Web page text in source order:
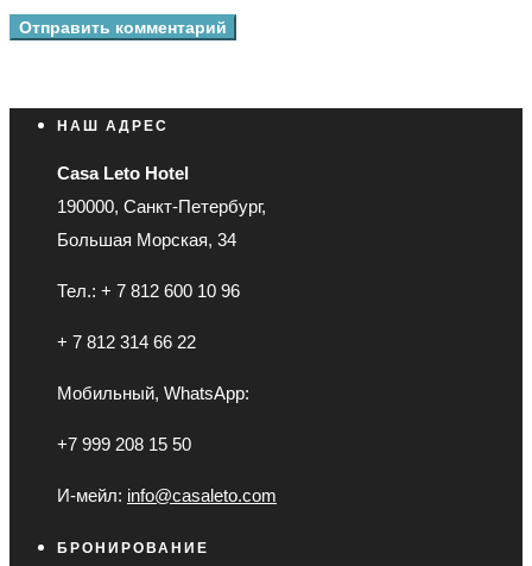
НАШ АДРЕС
Casa Leto Hotel
190000, Санкт-Петербург,
Большая Морская, 34
Тел.: + 7 812 600 10 96
+ 7 812 314 66 22
Мобильный, WhatsApp:
+7 999 208 15 50
И-мейл: info@casaleto.com
БРОНИРОВАНИЕ